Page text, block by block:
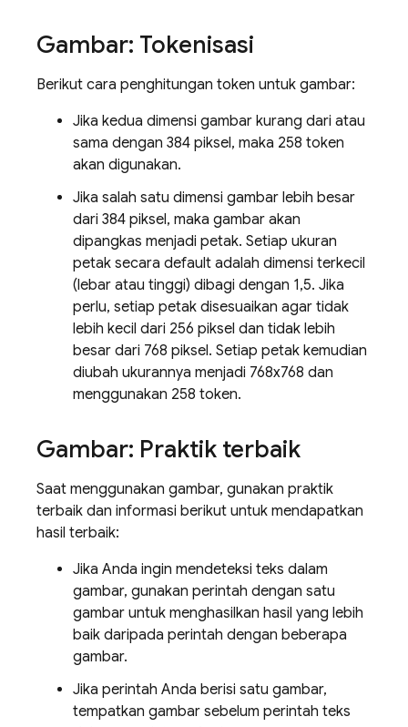
Gambar: Tokenisasi
Berikut cara penghitungan token untuk gambar:
Jika kedua dimensi gambar kurang dari atau
sama dengan 384 piksel, maka 258 token
akan digunakan.
Jika salah satu dimensi gambar lebih besar
dari 384 piksel, maka gambar akan
dipangkas menjadi petak. Setiap ukuran
petak secara default adalah dimensi terkecil
(lebar atau tinggi) dibagi dengan 1,5. Jika
perlu, setiap petak disesuaikan agar tidak
lebih kecil dari 256 piksel dan tidak lebih
besar dari 768 piksel. Setiap petak kemudian
diubah ukurannya menjadi 768x768 dan
menggunakan 258 token.
Gambar: Praktik terbaik
Saat menggunakan gambar, gunakan praktik
terbaik dan informasi berikut untuk mendapatkan
hasil terbaik:
Jika Anda ingin mendeteksi teks dalam
gambar, gunakan perintah dengan satu
gambar untuk menghasilkan hasil yang lebih
baik daripada perintah dengan beberapa
gambar.
Jika perintah Anda berisi satu gambar,
tempatkan gambar sebelum perintah teks